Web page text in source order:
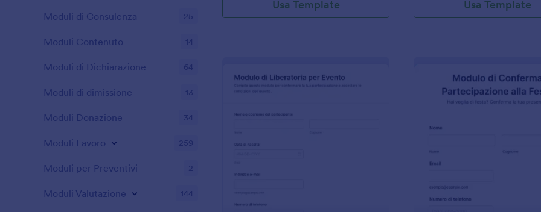
Usa Template Usa Template
: Modulo Di Liberatoria Per Evento
Moduli di Consulenza 25
Moduli Contenuto 14
Moduli di Dichiarazione 64
Moduli di dimissione 13
Moduli Donazione 34
Moduli Lavoro 259
Moduli per Preventivi 2
Moduli Valutazione 144